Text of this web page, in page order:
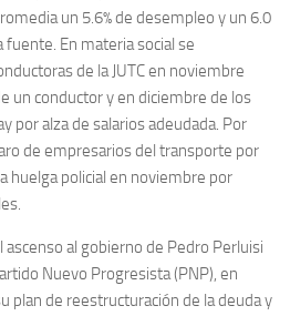
un 5.6% de desempleo y un 6.0
En materia social se
de la JUTC en noviembre
un conductor y en diciembre de los
por alza de salarios adeudada. Por
de empresarios del transporte por
huelga policial en noviembre por
ascenso al gobierno de Pedro Perluisi
Nuevo Progresista (PNP), en
plan de reestructuración de la deuda y